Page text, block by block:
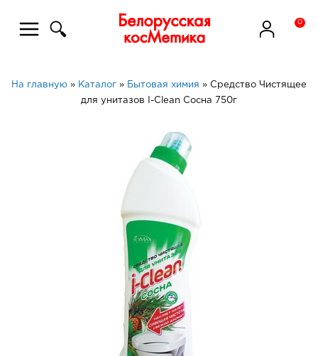
0
На главную » Каталог » Бытовая химия » Средство Чистящее
для унитазов I-Clean Сосна 750г